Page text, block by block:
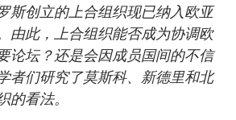
斯创立的上合组织现已纳入欧亚
由此，上合组织能否成为协调欧
论坛？还是会因成员国间的不信
者们研究了莫斯科、新德里和北
的看法。